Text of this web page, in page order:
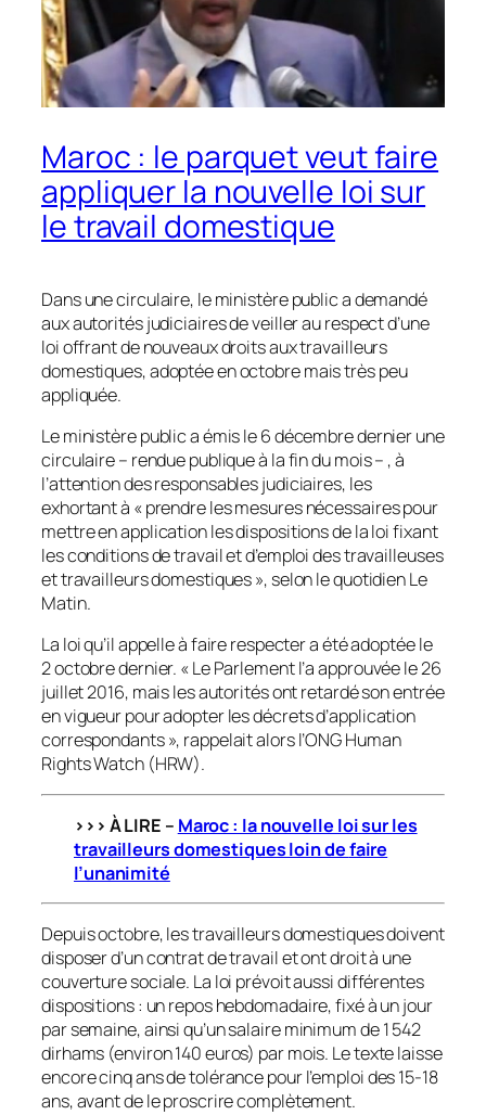
Maroc : le parquet veut faire
appliquer la nouvelle loi sur
le travail domestique
Dans une circulaire, le ministère public a demandé
aux autorités judiciaires de veiller au respect d’une
loi offrant de nouveaux droits aux travailleurs
domestiques, adoptée en octobre mais très peu
appliquée.
Le ministère public a émis le 6 décembre dernier une
circulaire – rendue publique à la fin du mois – , à
l’attention des responsables judiciaires, les
exhortant à « prendre les mesures nécessaires pour
mettre en application les dispositions de la loi fixant
les conditions de travail et d’emploi des travailleuses
et travailleurs domestiques », selon le quotidienLe
Matin.
La loi qu’il appelle à faire respecter a été adoptée le
2 octobre dernier. « Le Parlement l’a approuvée le 26
juillet 2016, mais les autorités ont retardé son entrée
en vigueur pour adopter les décrets d’application
correspondants », rappelait alors l’ONG Human
Rights Watch (HRW).
>>> À LIRE – Maroc : la nouvelle loi sur les
travailleurs domestiques loin defaire
l’unanimité
Depuis octobre, les travailleurs domestiques doivent
disposer d’un contrat de travail et ont droit à une
couverture sociale. La loi prévoit aussi différentes
dispositions : un repos hebdomadaire, fixé à un jour
par semaine, ainsi qu’un salaire minimum de 1 542
dirhams (environ 140 euros) par mois. Le texte laisse
encore cinq ans de tolérance pour l’emploi des 15-18
ans, avant de le proscrire complètement.